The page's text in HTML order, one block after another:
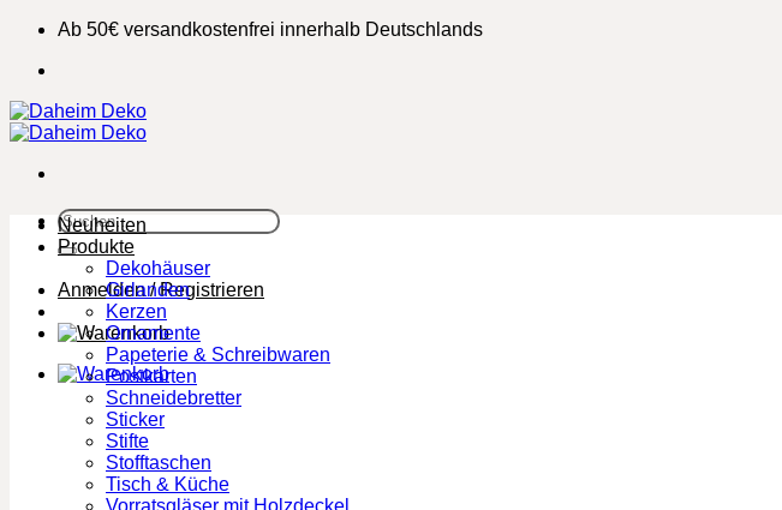
Zum
springen
Ab 50€ versandkostenfrei innerhalb Deutschlands
Suchen
nach:
Anmelden / Registrieren
Neuheiten
Produkte
Dekohäuser
Girlanden
Kerzen
Ornamente
Papeterie & Schreibwaren
Postkarten
Schneidebretter
Sticker
Stifte
Stofftaschen
Tisch & Küche
Vorratsgläser mit Holzdeckel